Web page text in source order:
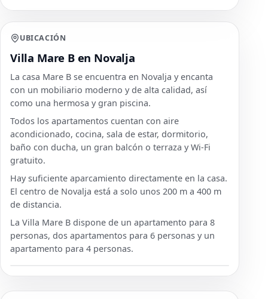
UBICACIÓN
Villa Mare B en Novalja
La casa Mare B se encuentra en Novalja y encanta
con un mobiliario moderno y de alta calidad, así
como una hermosa y gran piscina.
Todos los apartamentos cuentan con aire
acondicionado, cocina, sala de estar, dormitorio,
baño con ducha, un gran balcón o terraza y Wi-Fi
gratuito.
Hay suficiente aparcamiento directamente en la casa.
El centro de Novalja está a solo unos 200 m a 400 m
de distancia.
La Villa Mare B dispone de un apartamento para 8
personas, dos apartamentos para 6 personas y un
apartamento para 4 personas.